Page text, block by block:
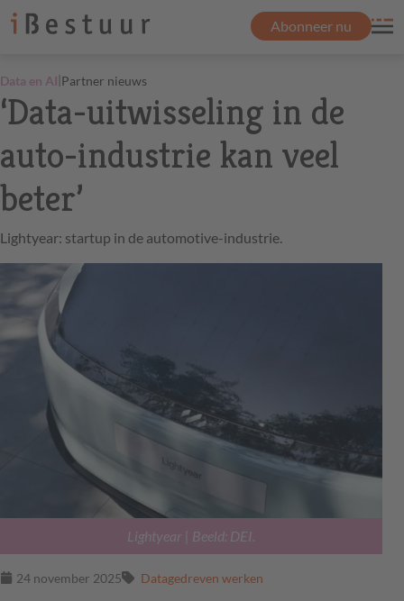
Abonneer nu
Data en AI|Partner nieuws
‘Data-uitwisseling in de
auto-industrie kan veel
beter’
Lightyear: startup in de automotive-industrie.
Lightyear | Beeld: DEI.
24 november 2025 Datagedreven werken